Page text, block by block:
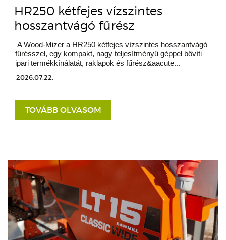
HR250 kétfejes vízszintes
hosszantvágó fűrész
A Wood-Mizer a HR250 kétfejes vízszintes hosszantvágó
fűrésszel, egy kompakt, nagy teljesítményű géppel bővíti
ipari termékkínálatát, raklapok és fűrész&aacute...
2026.07.22.
TOVÁBB OLVASOM